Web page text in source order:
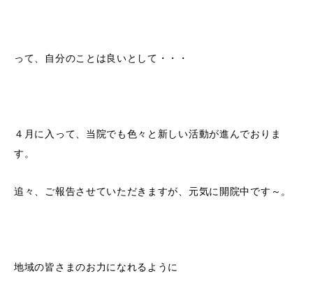
って、自分のことは良いとして・・・
４月に入って、当院でも色々と新しい活動が進んでおりま
す。
追々、ご報告させていただきますが、元気に開院中です～。
地域の皆さまのお力になれるように